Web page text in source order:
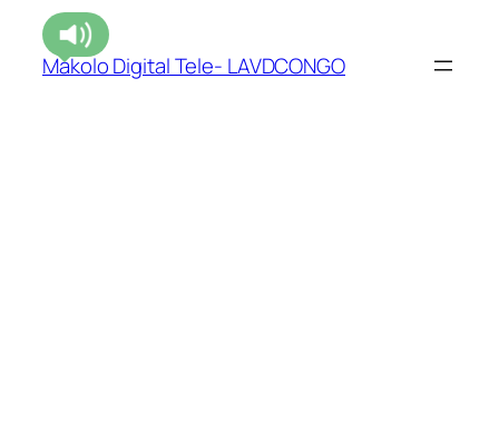
Makolo Digital Tele- LAVDCONGO